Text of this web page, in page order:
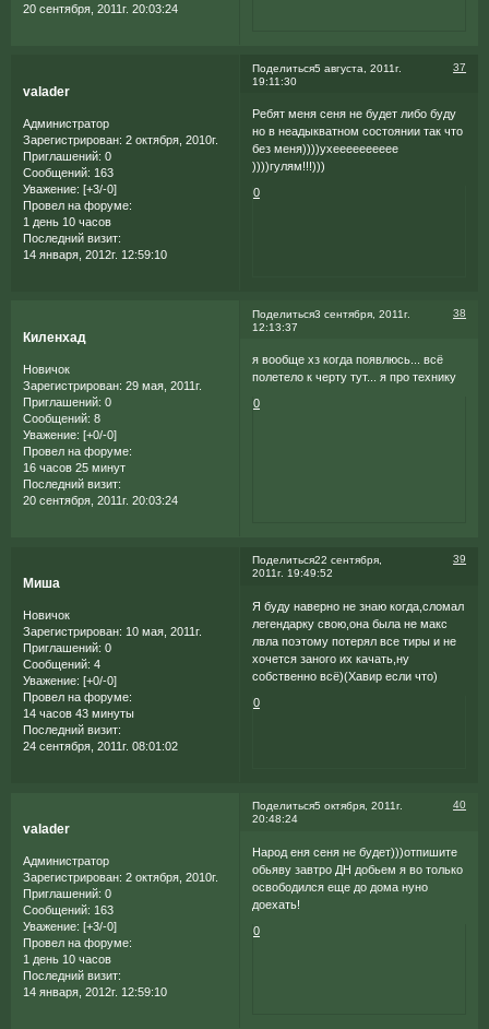
20 сентября, 2011г. 20:03:24
Поделиться 37
5 августа, 2011г.
19:11:30
valader
Администратор
Зарегистрирован: 2 октября, 2010г.
Приглашений: 0
Сообщений: 163
Уважение: [+3/-0]
Провел на форуме:
1 день 10 часов
Последний визит:
14 января, 2012г. 12:59:10
Ребят меня сеня не будет либо буду
но в неадыкватном состоянии так что
без меня))))ухееееееееее
))))гулям!!!)))
0
Поделиться 38
3 сентября, 2011г.
12:13:37
Киленхад
Новичок
Зарегистрирован: 29 мая, 2011г.
Приглашений: 0
Сообщений: 8
Уважение: [+0/-0]
Провел на форуме:
16 часов 25 минут
Последний визит:
20 сентября, 2011г. 20:03:24
я вообще хз когда появлюсь... всё
полетело к черту тут... я про технику
0
Поделиться 39
22 сентября,
2011г. 19:49:52
Миша
Новичок
Зарегистрирован: 10 мая, 2011г.
Приглашений: 0
Сообщений: 4
Уважение: [+0/-0]
Провел на форуме:
14 часов 43 минуты
Последний визит:
24 сентября, 2011г. 08:01:02
Я буду наверно не знаю когда,сломал
легендарку свою,она была не макс
лвла поэтому потерял все тиры и не
хочется заного их качать,ну
собственно всё)(Хавир если что)
0
Поделиться 40
5 октября, 2011г.
20:48:24
valader
Администратор
Зарегистрирован: 2 октября, 2010г.
Приглашений: 0
Сообщений: 163
Уважение: [+3/-0]
Провел на форуме:
1 день 10 часов
Последний визит:
14 января, 2012г. 12:59:10
Народ еня сеня не будет)))отпишите
обьяву завтро ДН добьем я во только
освободился еще до дома нуно
доехать!
0